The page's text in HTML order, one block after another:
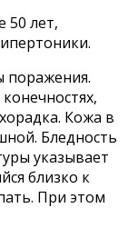
50 лет,
поражения.
Кожа в
Бледность
указывает
близко к
При этом